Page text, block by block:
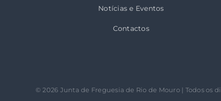
Notícias e Eventos
Contactos
©2026 Junta de Freguesia de Rio de Mouro | Todos os